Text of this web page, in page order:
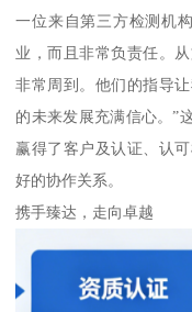
一位来自第三方检测机
业，而且非常负责任。
非常周到。他们的指导
的未来发展充满信心。”
赢得了客户及认证、认
好的协作关系。
携手臻达，走向卓越